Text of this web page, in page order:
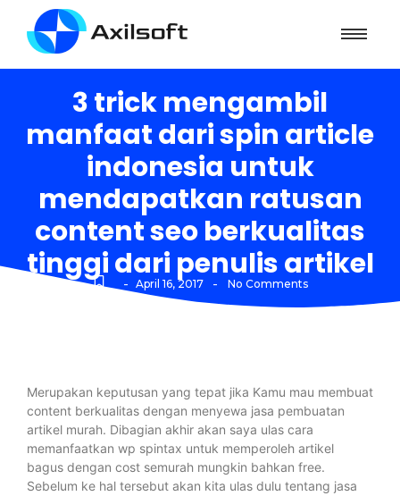
3 trick mengambil
manfaat dari spin article
indonesia untuk
mendapatkan ratusan
content seo berkualitas
tinggi dari penulis artikel
- April 16, 2017 - No Comments
Merupakan keputusan yang tepat jika Kamu mau membuat
content berkualitas dengan menyewa jasa pembuatan
artikel murah. Dibagian akhir akan saya ulas cara
memanfaatkan wp spintax untuk memperoleh artikel
bagus dengan cost semurah mungkin bahkan free.
Sebelum ke hal tersebut akan kita ulas dulu tentang jasa